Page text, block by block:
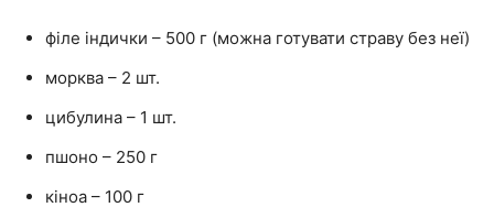
філе індички – 500 г (можна готувати страву без неї)
морква – 2 шт.
цибулина – 1 шт.
пшоно – 250 г
кіноа – 100 г